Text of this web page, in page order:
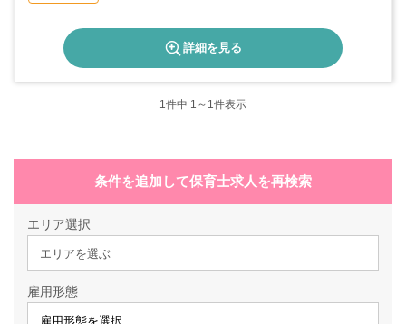
詳細を見る
1件中 1～1件表示
条件を追加して保育士求人を再検索
エリア選択
エリアを選ぶ
雇用形態